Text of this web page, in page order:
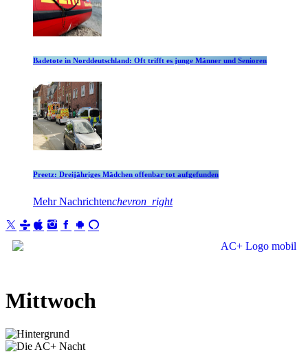
Badetote in Norddeutschland: Oft trifft es junge Männer und Senioren
Preetz: Dreijähriges Mädchen offenbar tot aufgefunden
Mehr Nachrichtenchevron_right
Mittwoch